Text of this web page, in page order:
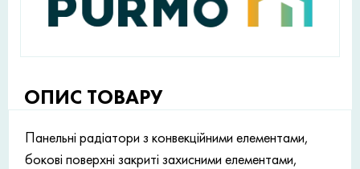
ОПИС ТОВАРУ
Панельні радіатори з конвекційними елементами,
бокові поверхні закриті захисними елементами,